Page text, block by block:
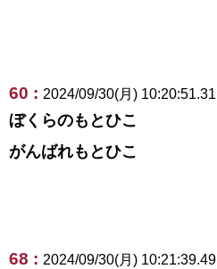
60 : 2024/09/30(月) 10:20:51.31
ぼくらのもとひこ
がんばれもとひこ
68 : 2024/09/30(月) 10:21:39.49